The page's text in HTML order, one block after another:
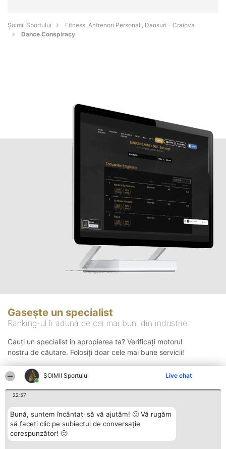
ȘOIMII Sportului Live chat
22:57
Bună, suntem încântați să vă ajutăm! 🙂 Vă rugăm
să faceți clic pe subiectul de conversație
corespunzător! 🙂
Șoimii Sportului
Fitness, Antrenori Personali, Dansuri - Craiova
Dance Conspiracy
Gasește un specialist
Ranking-ul îi adună pe cei mai buni din industrie
Cauți un specialist in apropierea ta? Verificați motorul
nostru de căutare. Folosiți doar cele mai bune servicii!